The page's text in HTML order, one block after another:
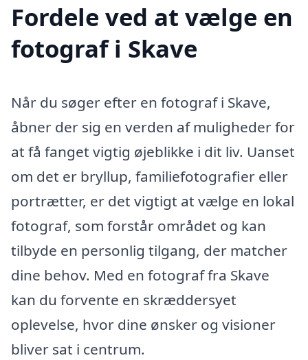
Fordele ved at vælge en
fotograf i Skave
Når du søger efter en fotograf i Skave,
åbner der sig en verden af muligheder for
at få fanget vigtig øjeblikke i dit liv. Uanset
om det er bryllup, familiefotografier eller
portrætter, er det vigtigt at vælge en lokal
fotograf, som forstår området og kan
tilbyde en personlig tilgang, der matcher
dine behov. Med en fotograf fra Skave
kan du forvente en skræddersyet
oplevelse, hvor dine ønsker og visioner
bliver sat i centrum.